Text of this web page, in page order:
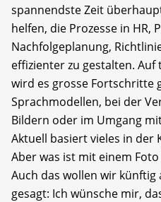
spannendste Zeit
helfen, die Prozesse in HR,
Nachfolgeplanung,
effizienter zu gestalten.
wird es grosse Fortschritte
Sprachmodellen, bei der
Bildern oder im Umgang
Aktuell basiert vieles in der
Aber was ist mit einem
Auch das wollen wir künftig
gesagt: Ich wünsche mir,